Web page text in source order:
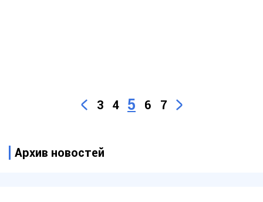
3 4 5 6 7
Архив новостей